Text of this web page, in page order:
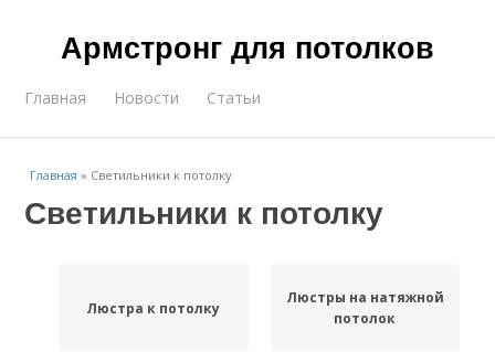
Армстронг для потолков
Главная Новости Статьи
Главная » Светильники к потолку
Светильники к потолку
Люстра к потолку
Люстры на натяжной
потолок